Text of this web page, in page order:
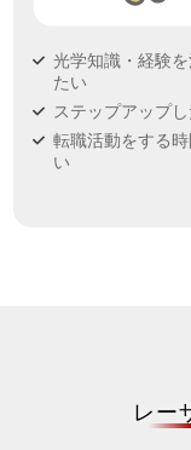
光学知識・経験
たい
ステップアップ
転職活動をする
い
レー